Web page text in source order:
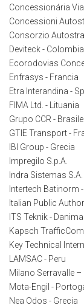
Concessionária
Concessioni
Consorzio
Deviteck - Colombia
Ecorodovias
Enfrasys - Francia
Etra Interandina -
FIMA Ltd. - Lituania
Grupo CCR - Brasile
GTIE Transport -
IBI Group - Grecia
Impregilo S.p.A.
Indra Sistemas
Intertech Batinorm
Italian Public
ITS Teknik -
Kapsch TrafficCom
Key Technical
LAMSAC - Peru
Milano Serravalle –
Mota-Engil -
Nea Odos - Grecia